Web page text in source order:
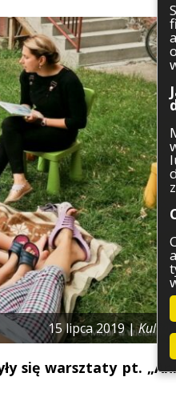
15 lipca 2019 |Kultura
się warsztaty pt.